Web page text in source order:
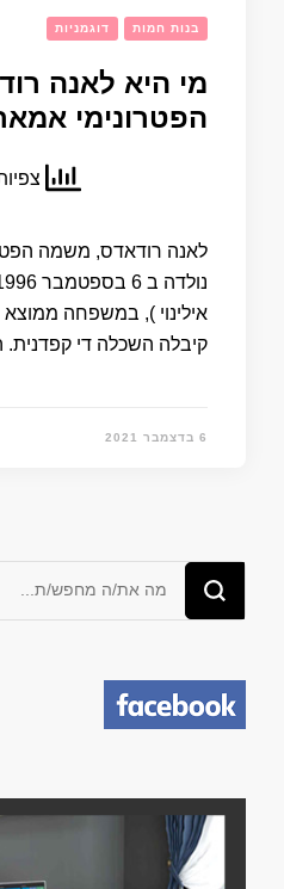
בנות חמות דוגמניות
מי היא לאנה
הפטרונימי
צפיות,
לאנה רודאדס, משמה
אילינוי ), במשפחה ממוצא
קיבלה השכלה די
6 בדצמבר 2021
מחפש/ת
משהו?